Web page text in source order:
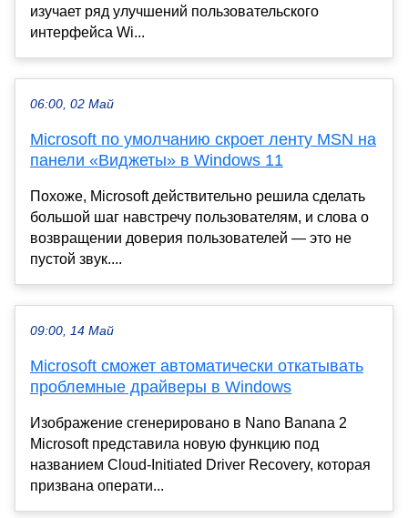
изучает ряд улучшений пользовательского
интерфейса Wi...
06:00, 02 Май
Microsoft по умолчанию скроет ленту MSN на
панели «Виджеты» в Windows 11
Похоже, Microsoft действительно решила сделать
большой шаг навстречу пользователям, и слова о
возвращении доверия пользователей — это не
пустой звук....
09:00, 14 Май
Microsoft сможет автоматически откатывать
проблемные драйверы в Windows
Изображение сгенерировано в Nano Banana 2
Microsoft представила новую функцию под
названием Cloud-Initiated Driver Recovery, которая
призвана операти...